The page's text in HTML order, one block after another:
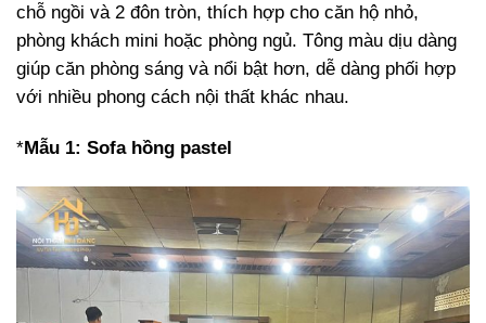
chỗ ngồi và 2 đôn tròn, thích hợp cho căn hộ nhỏ,
phòng khách mini hoặc phòng ngủ. Tông màu dịu dàng
giúp căn phòng sáng và nổi bật hơn, dễ dàng phối hợp
với nhiều phong cách nội thất khác nhau.
*Mẫu 1: Sofa hồng pastel